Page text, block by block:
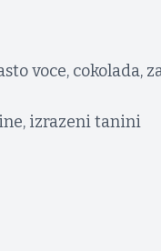
voce, cokolada,
izrazeni tanini